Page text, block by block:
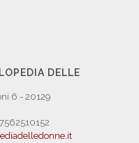
DELLE
6 - 20129